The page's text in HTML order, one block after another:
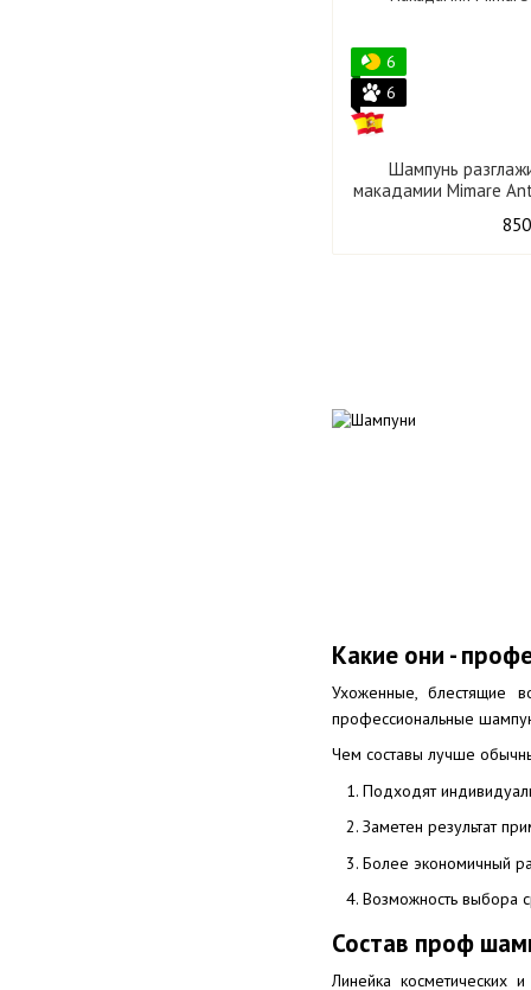
Какие они -
Ухоженные, блестящие
профессиональные
Чем составы лучше
Подходят
Заметен результат
Более экономичный
Возможность выбора
Состав проф
Линейка косметических
6
6
Шампунь
макадамии Mimare